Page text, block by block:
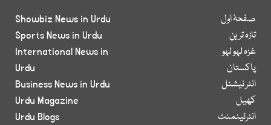
صفحۂ اول
تازہ ترین
غزہ لہو لہو
پاکستان
انٹر نیشنل
کھیل
انٹرٹینمنٹ
Showbiz News in Urdu
Sports News in Urdu
International News in
Urdu
Business News in Urdu
Urdu Magazine
Urdu Blogs